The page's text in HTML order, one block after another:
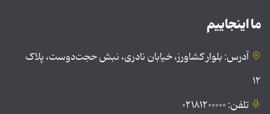
ما اینجاییم
آدرس: بلوار کشاورز، خیابان نادری، نبش حجت‌دوست، پلاک
۱۲
تلفن: ۰۲۱۸۱۲۰۰۰۰۰